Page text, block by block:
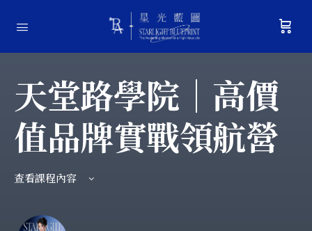
天堂路學院｜高價
值品牌實戰領航營
查看課程內容